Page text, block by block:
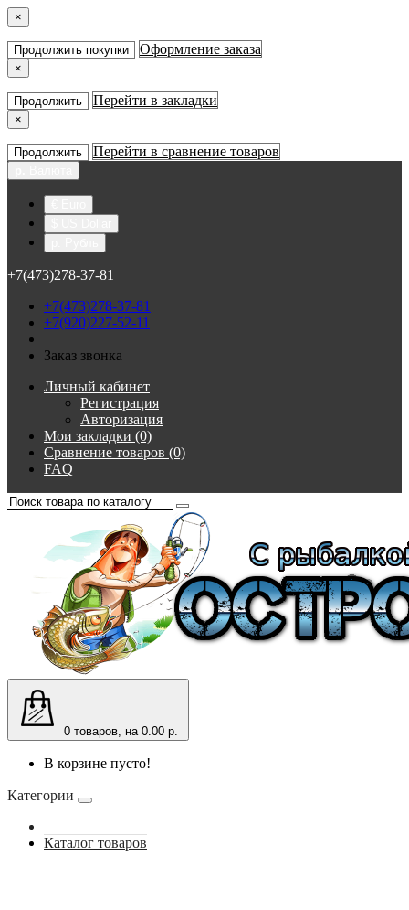
×
Продолжить покупки Оформление заказа
×
Продолжить Перейти в закладки
×
Продолжить Перейти в сравнение товаров
+7(473)278-37-81
+7(473)278-37-81
+7(920)227-52-11
Заказ звонка
Личный кабинет
Регистрация
Авторизация
Мои закладки (0)
Сравнение товаров (0)
FAQ
0 товаров, на 0.00 р.
В корзине пусто!
Категории
Каталог товаров